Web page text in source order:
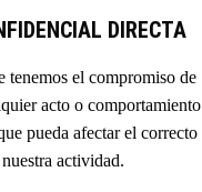
DIRECTA
tenemos el compromiso de
acto o comportamiento
pueda afectar el correcto
actividad.